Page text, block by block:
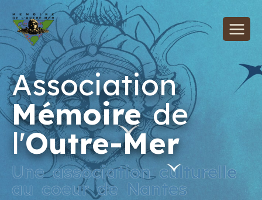
Association
Mémoirede
l'Outre-Mer
Une association culturelle
au coeur de Nantes